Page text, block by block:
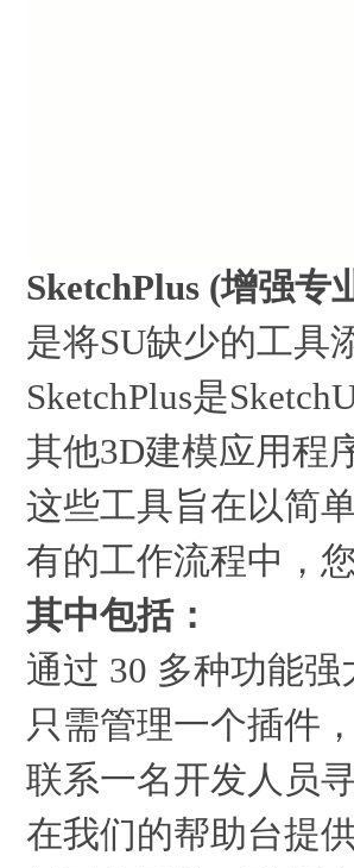
SketchPlus (增强专
是将SU缺少的工具
SketchPlus是
其他3D建模应用程
这些工具旨在以简
有的工作流程中，
其中包括：
通过 30 多种功能
只需管理一个插件
联系一名开发人员
在我们的帮助台提